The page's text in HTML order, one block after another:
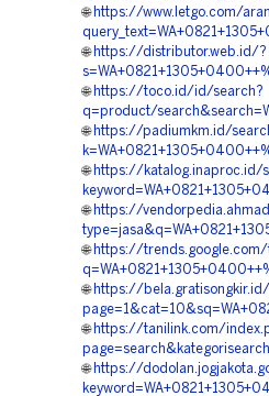
🌐 https://www.letgo.com/
🌐 https://distributor.web.id/?
🌐 https://toco.id/id/search?
q=product/
🌐 https://padiumkm.id/
🌐 https://katalog.inaproc.id/
🌐 https://
🌐 https://
🌐 https://
🌐 https://tanilink.com/
🌐 https://